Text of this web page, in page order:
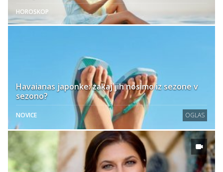
HOROSKOP
Havaianas japonke: zakaj jih nosimo iz sezone v
sezono?
NOVICE OGLAS